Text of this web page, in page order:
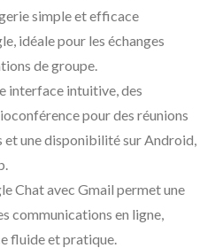
simple et efficace
idéale pour les échanges
de groupe.
interface intuitive, des
pour des réunions
une disponibilité sur Android,
Chat avec Gmail permet une
communications en ligne,
fluide et pratique.